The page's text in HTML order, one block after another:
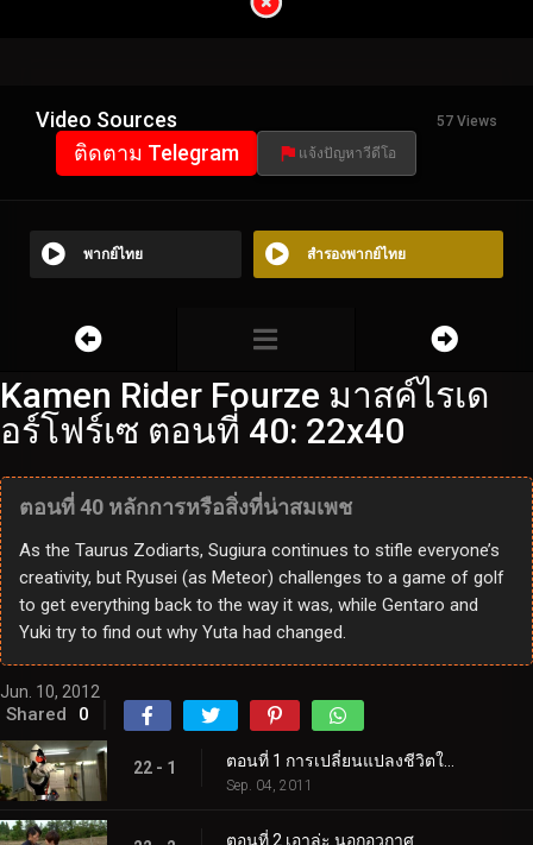
Video Sources 57 Views
ติดตาม Telegram แจ้งปัญหาวีดีโอ
พากย์ไทย สำรองพากย์ไทย
Kamen Rider Fourze มาสค์ไรเด
อร์โฟร์เซ ตอนที่ 40: 22x40
ตอนที่ 40 หลักการหรือสิ่งที่น่าสมเพช
As the Taurus Zodiarts, Sugiura continues to stifle everyone’s
creativity, but Ryusei (as Meteor) challenges to a game of golf
to get everything back to the way it was, while Gentaro and
Yuki try to find out why Yuta had changed.
Jun. 10, 2012
Shared 0
22 - 1 ตอนที่ 1 การเปลี่ยนแปลงชีวิตในโรงเรียนมัธยมปลาย
Sep. 04, 2011
ตอนที่ 2 เอาล่ะ นอกอวกาศ